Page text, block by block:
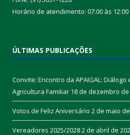
Horário de atendimento: 07:00 às 12:00
ÚLTIMAS PUBLICAÇÕES
Convite: Encontro da APAIGAL:
Agricultura Familiar 18 de dezembro de
Votos de Feliz Aniversário 2 de maio
Vereadores 2025/20282 de abril de